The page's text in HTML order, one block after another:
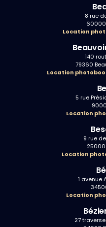
8 rue
Location
140
79360
Location
5 rue
Location
9 rue
Location
1 avenue
Location
27